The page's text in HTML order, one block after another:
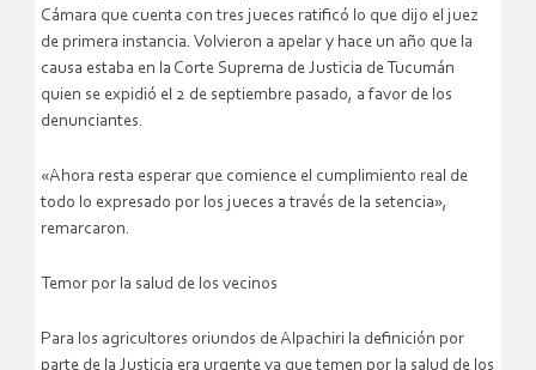
Cámara que cuenta con tres jueces ratificó lo que dijo el juez
de primera instancia. Volvieron a apelar y hace un año que la
causa estaba en la Corte Suprema de Justicia de Tucumán
quien se expidió el 2 de septiembre pasado, a favor de los
denunciantes.
«Ahora resta esperar que comience el cumplimiento real de
todo lo expresado por los jueces a través de la setencia»,
remarcaron.
Temor por la salud de los vecinos
Para los agricultores oriundos de Alpachiri la definición por
parte de la Justicia era urgente ya que temen por la salud de los